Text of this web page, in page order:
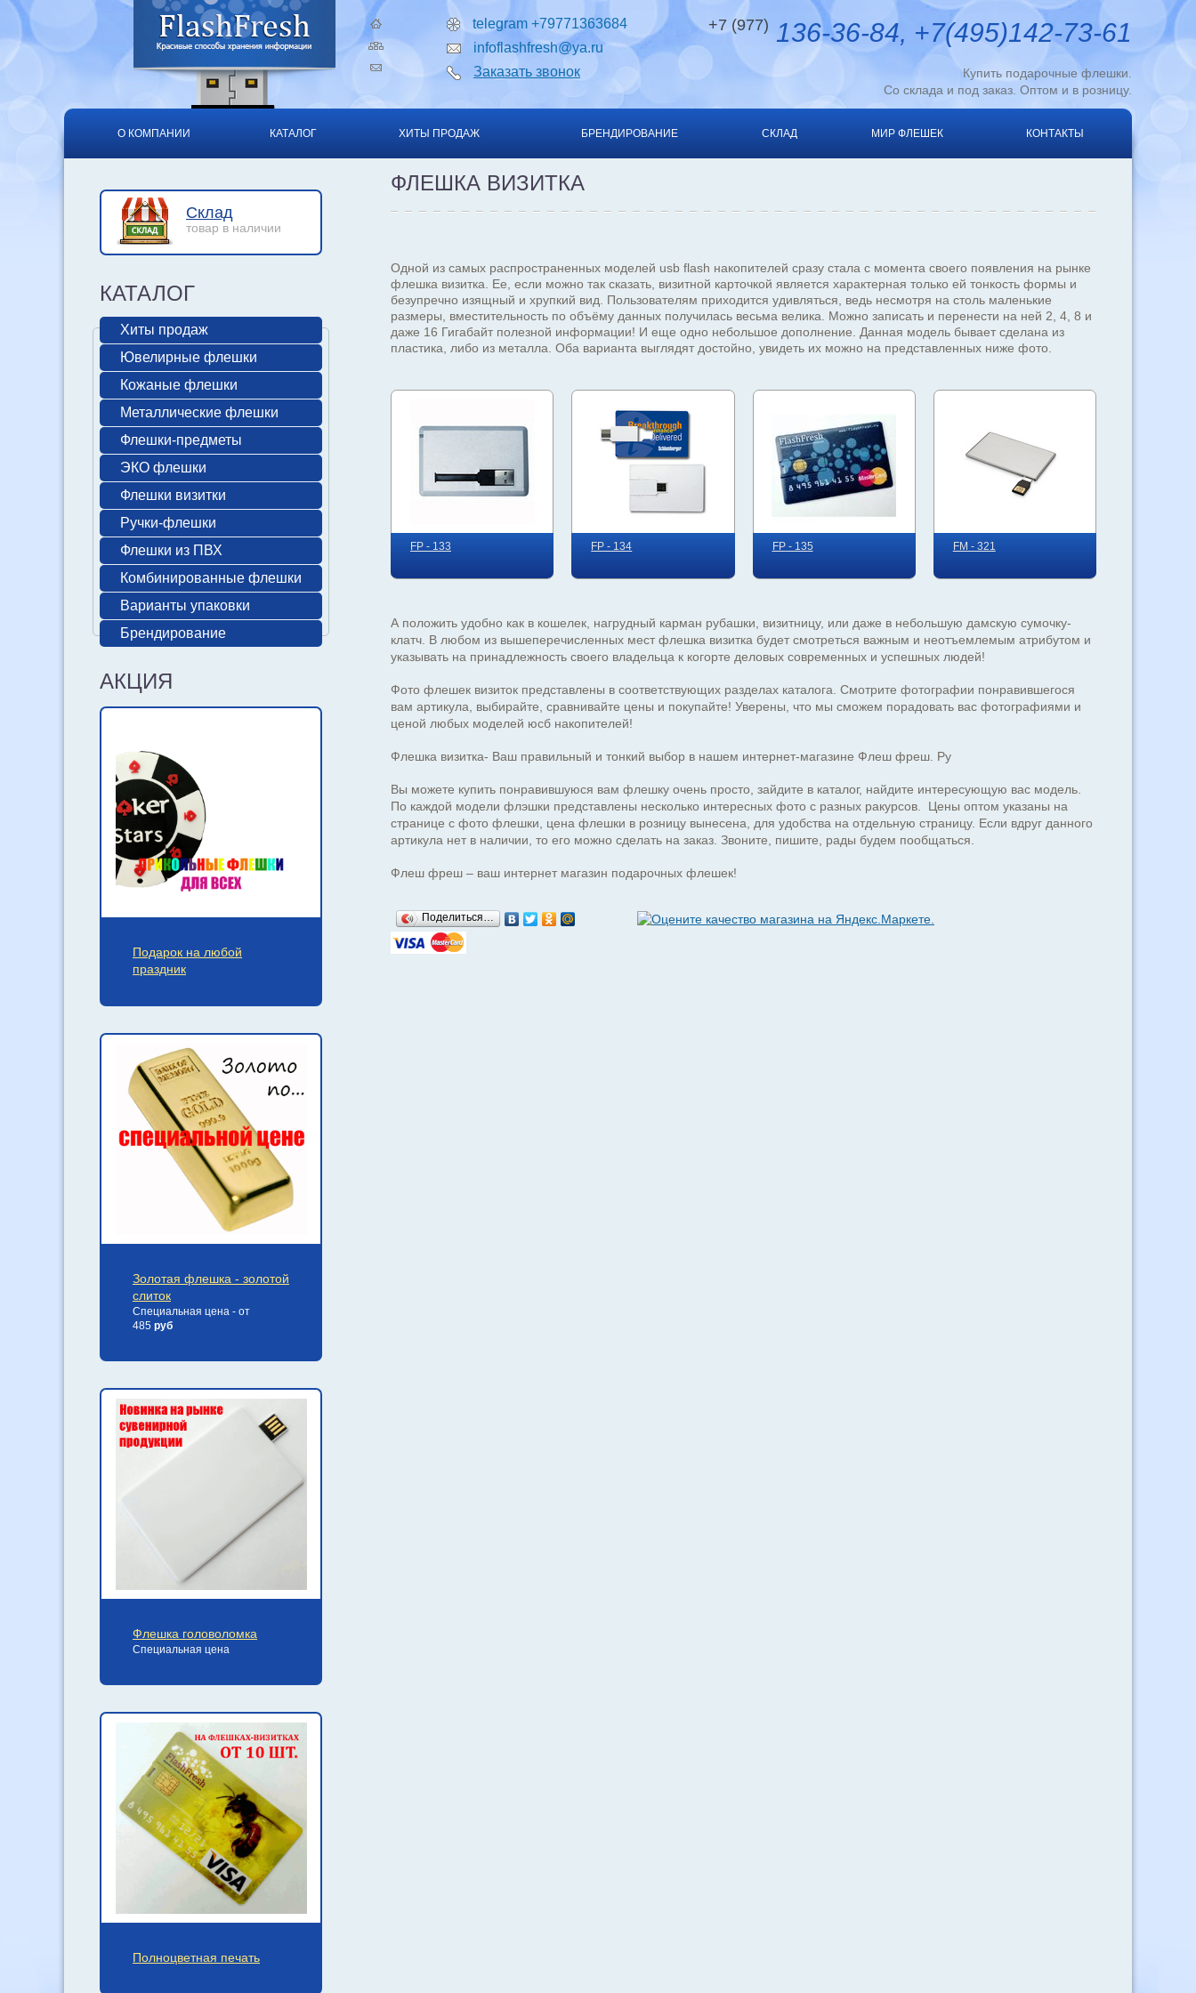
telegram +79771363684
infoflashfresh@ya.ru
Заказать звонок
+7 (977) 136-36-84, +7(495)142-73-61
Купить подарочные флешки.
Со склада и под заказ. Оптом и в розницу.
О КОМПАНИИ КАТАЛОГ ХИТЫ ПРОДАЖ БРЕНДИРОВАНИЕ СКЛАД МИР ФЛЕШЕК КОНТАКТЫ
ФЛЕШКА ВИЗИТКА
Одной из самых распространенных моделей usb flash накопителей сразу стала с момента своего появления на рынке
флешка визитка. Ее, если можно так сказать, визитной карточкой является характерная только ей тонкость формы и
безупречно изящный и хрупкий вид. Пользователям приходится удивляться, ведь несмотря на столь маленькие
размеры, вместительность по объёму данных получилась весьма велика. Можно записать и перенести на ней 2, 4, 8 и
даже 16 Гигабайт полезной информации! И еще одно небольшое дополнение. Данная модель бывает сделана из
пластика, либо из металла. Оба варианта выглядят достойно, увидеть их можно на представленных ниже фото.
FP - 133 FP - 134 FP - 135 FM - 321
А положить удобно как в кошелек, нагрудный карман рубашки, визитницу, или даже в небольшую дамскую сумочку-
клатч. В любом из вышеперечисленных мест флешка визитка будет смотреться важным и неотъемлемым атрибутом и
указывать на принадлежность своего владельца к когорте деловых современных и успешных людей!
Фото флешек визиток представлены в соответствующих разделах каталога. Смотрите фотографии понравившегося
вам артикула, выбирайте, сравнивайте цены и покупайте! Уверены, что мы сможем порадовать вас фотографиями и
ценой любых моделей юсб накопителей!
Флешка визитка- Ваш правильный и тонкий выбор в нашем интернет-магазине Флеш фреш. Ру
Вы можете купить понравившуюся вам флешку очень просто, зайдите в каталог, найдите интересующую вас модель.
По каждой модели флэшки представлены несколько интересных фото с разных ракурсов. Цены оптом указаны на
странице с фото флешки, цена флешки в розницу вынесена, для удобства на отдельную страницу. Если вдруг данного
артикула нет в наличии, то его можно сделать на заказ. Звоните, пишите, рады будем пообщаться.
Флеш фреш – ваш интернет магазин подарочных флешек!
Поделиться…
Склад
товар в наличии
КАТАЛОГ
Хиты продаж
Ювелирные флешки
Кожаные флешки
Металлические флешки
Флешки-предметы
ЭКО флешки
Флешки визитки
Ручки-флешки
Флешки из ПВХ
Комбинированные флешки
Варианты упаковки
Брендирование
АКЦИЯ
Подарок на любой
праздник
Золотая флешка - золотой
слиток
Специальная цена - от
485 руб
Флешка головоломка
Специальная цена
Полноцветная печать